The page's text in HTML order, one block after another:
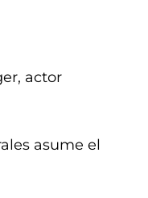
actor
asume el